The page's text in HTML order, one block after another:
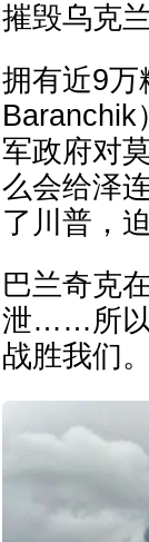
摧毁乌克
拥有近9万
Baranchik
军政府对
么会给泽
了川普，
巴兰奇克
泄……所以
战胜我们